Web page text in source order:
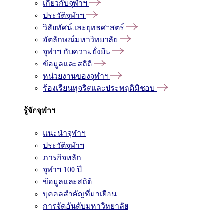
เกี่ยวกับจุฬาฯ
ประวัติจุฬาฯ
วิสัยทัศน์และยุทธศาสตร์
อัตลักษณ์มหาวิทยาลัย
จุฬาฯ กับความยั่งยืน
ข้อมูลและสถิติ
หน่วยงานของจุฬาฯ
ร้องเรียนทุจริตและประพฤติมิชอบ
รู้จักจุฬาฯ
แนะนำจุฬาฯ
ประวัติจุฬาฯ
ภารกิจหลัก
จุฬาฯ 100 ปี
ข้อมูลและสถิติ
บุคคลสำคัญที่มาเยือน
การจัดอันดับมหาวิทยาลัย